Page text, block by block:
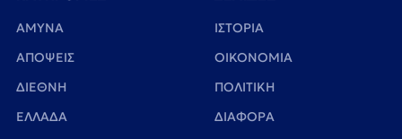
ΑΜΥΝΑ
ΑΠΟΨΕΙΣ
ΔΙΕΘΝΗ
ΕΛΛΑΔΑ
ΙΣΤΟΡΙΑ
ΟΙΚΟΝΟΜΙΑ
ΠΟΛΙΤΙΚΗ
ΔΙΑΦΟΡΑ